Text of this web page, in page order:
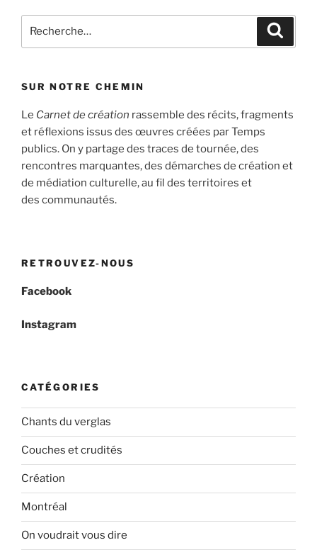
pour
SUR NOTRE CHEMIN
Le Carnet de création rassemble des récits, fragments
et réflexions issus des œuvres créées par Temps
publics. On y partage des traces de tournée, des
rencontres marquantes, des démarches de création et
de médiation culturelle, au fil des territoires et
des communautés.
RETROUVEZ-NOUS
Facebook
Instagram
CATÉGORIES
Chants du verglas
Couches et crudités
Création
Montréal
On voudrait vous dire